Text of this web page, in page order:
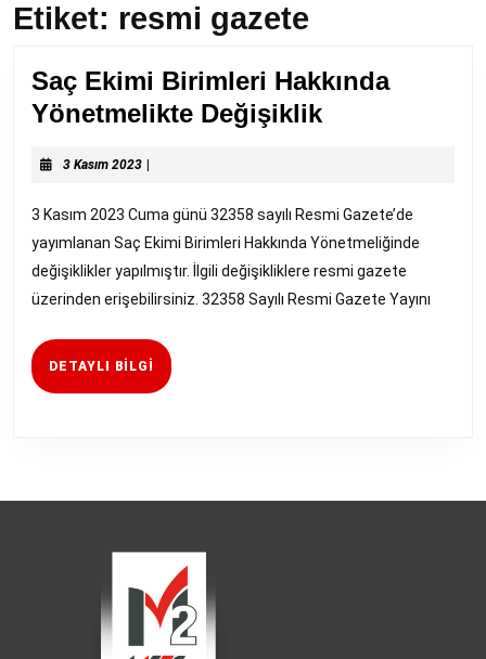
Etiket: resmi gazete
Saç Ekimi Birimleri Hakkında
Yönetmelikte DeğişiklikSaç
Hakkında
Yönetmelikte
Değişiklik
3 Kasım 20233
3 Kasım 2023 Cuma günü 32358 sayılı Resmi Gazete’de
yayımlanan Saç Ekimi Birimleri Hakkında Yönetmeliğinde
değişiklikler yapılmıştır. İlgili değişikliklere resmi gazete
üzerinden erişebilirsiniz. 32358 Sayılı Resmi Gazete Yayını
DETAYLI BILGI
DETAYLI
BILGI